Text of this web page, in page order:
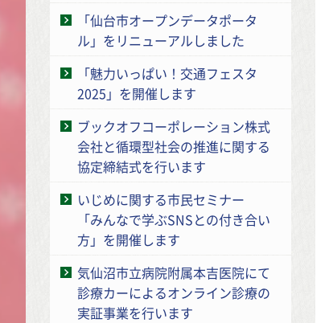
「仙台市オープンデータポータ
ル」をリニューアルしました
「魅力いっぱい！交通フェスタ
2025」を開催します
ブックオフコーポレーション株式
会社と循環型社会の推進に関する
協定締結式を行います
いじめに関する市民セミナー
「みんなで学ぶSNSとの付き合い
方」を開催します
気仙沼市立病院附属本吉医院にて
診療カーによるオンライン診療の
実証事業を行います